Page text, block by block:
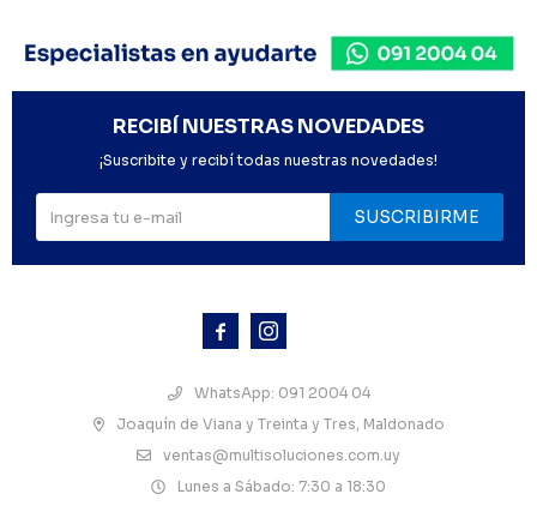
 
WhatsApp: 091 2004 04
Joaquín de Viana y Treinta y Tres, Maldonado
ventas@multisoluciones.com.uy
Lunes a Sábado: 7:30 a 18:30
RECIBÍ NUESTRAS NOVEDADES
¡Suscribite y recibí todas nuestras novedades!
SUSCRIBIRME